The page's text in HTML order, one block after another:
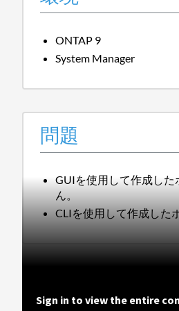
ONTAP 9
System Manager
問題
GUIを使用して作成した
ん。
CLIを使用して作成した
Sign in to view the entire